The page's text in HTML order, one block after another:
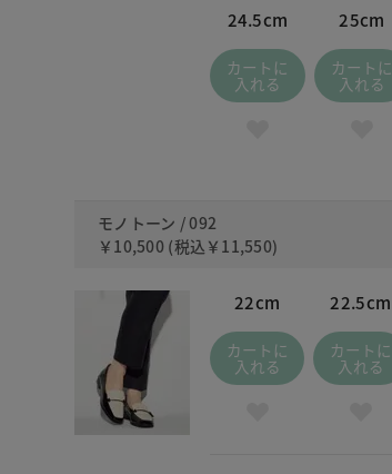
24.5cm
カートに
入れる
25cm
カートに
入れる
モノトーン / 092
￥10,500 (税込 ￥11,550)
22cm
カートに
入れる
22.5cm
カートに
入れる